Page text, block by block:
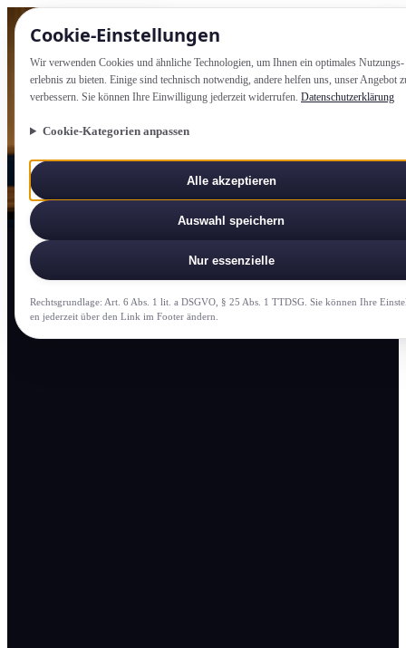
Cookie-Einstellung­en
Wir verwenden Cookies und ähnliche Technologien, um Ihnen ein optimales Nutzungs­
erlebnis zu bieten. Einige sind technisch notwendig, andere helfen uns, unser Angebot
verbessern. Sie können Ihre Einwilligung jederzeit widerrufen. Datenschutzerklärung
Cookie-Kategorien anpassen
Alle akzeptieren
Auswahl speichern
Nur essenzielle
Rechtsgrundlage: Art. 6 Abs. 1 lit. a DSGVO, § 25 Abs. 1 TTDSG. Sie können Ihre
en jederzeit über den Link im Footer ändern.